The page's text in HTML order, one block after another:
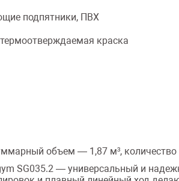
подпятники, ПВХ
краска
объем — 1,87 м³,
SG035.2 — универсальный и